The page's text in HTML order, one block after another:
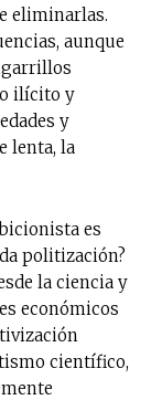
eliminarlas.
aunque
ilícito y
y
lenta, la
es
politización?
la ciencia y
económicos
científico,